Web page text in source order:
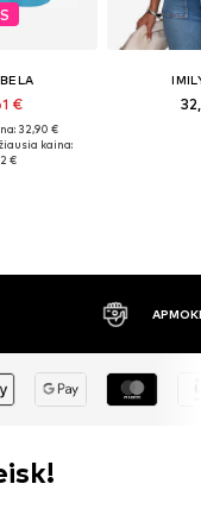
€
32,90 €
kaina:
€
30 DIENŲ